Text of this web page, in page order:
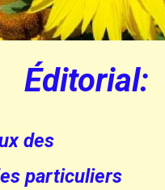
Éditorial:
des
particuliers